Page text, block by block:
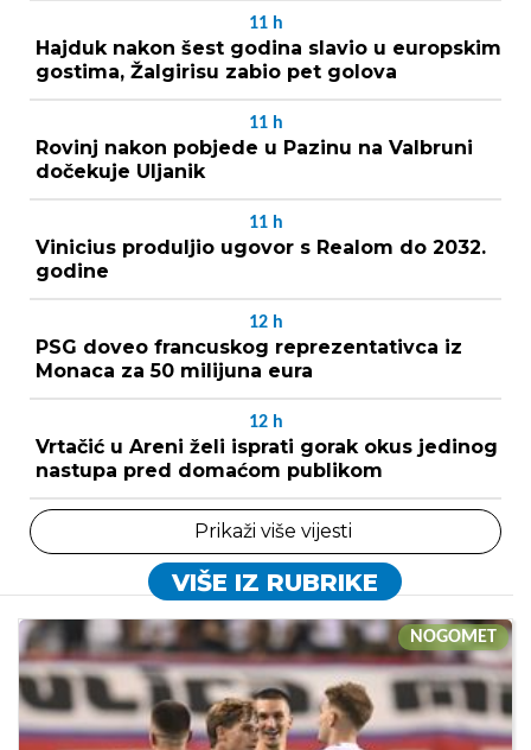
11 h
Hajduk nakon šest godina slavio u europskim
gostima, Žalgirisu zabio pet golova
11 h
Rovinj nakon pobjede u Pazinu na Valbruni
dočekuje Uljanik
11 h
Vinicius produljio ugovor s Realom do 2032.
godine
12 h
PSG doveo francuskog reprezentativca iz
Monaca za 50 milijuna eura
12 h
Vrtačić u Areni želi isprati gorak okus jedinog
nastupa pred domaćom publikom
Prikaži više vijesti
VIŠE IZ RUBRIKE
NOGOMET